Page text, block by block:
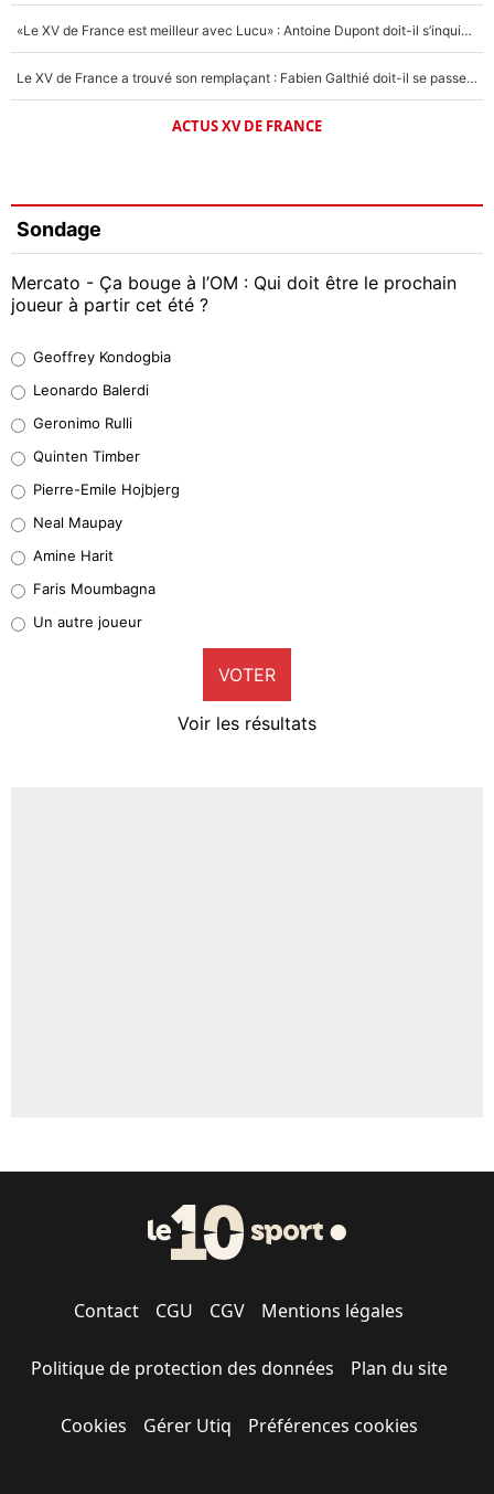
«Le XV de France est meilleur avec Lucu» : Antoine Dupont doit-il s’inquiéter pour sa place ?
Le XV de France a trouvé son remplaçant : Fabien Galthié doit-il se passer d'Antoine Dupont ?
ACTUS XV DE FRANCE
Sondage
Mercato - Ça bouge à l’OM : Qui doit être le prochain
joueur à partir cet été ?
38%
32%
5%
1%
9%
Geoffrey Kondogbia
Leonardo Balerdi
Geronimo Rulli
Quinten Timber
Pierre-Emile Hojbjerg
Neal Maupay
Amine Harit
Faris Moumbagna
Un autre joueur
VOTER
Voir les résultats
Contact CGU CGV Mentions légales
Politique de protection des données Plan du site
Cookies Gérer Utiq Préférences cookies